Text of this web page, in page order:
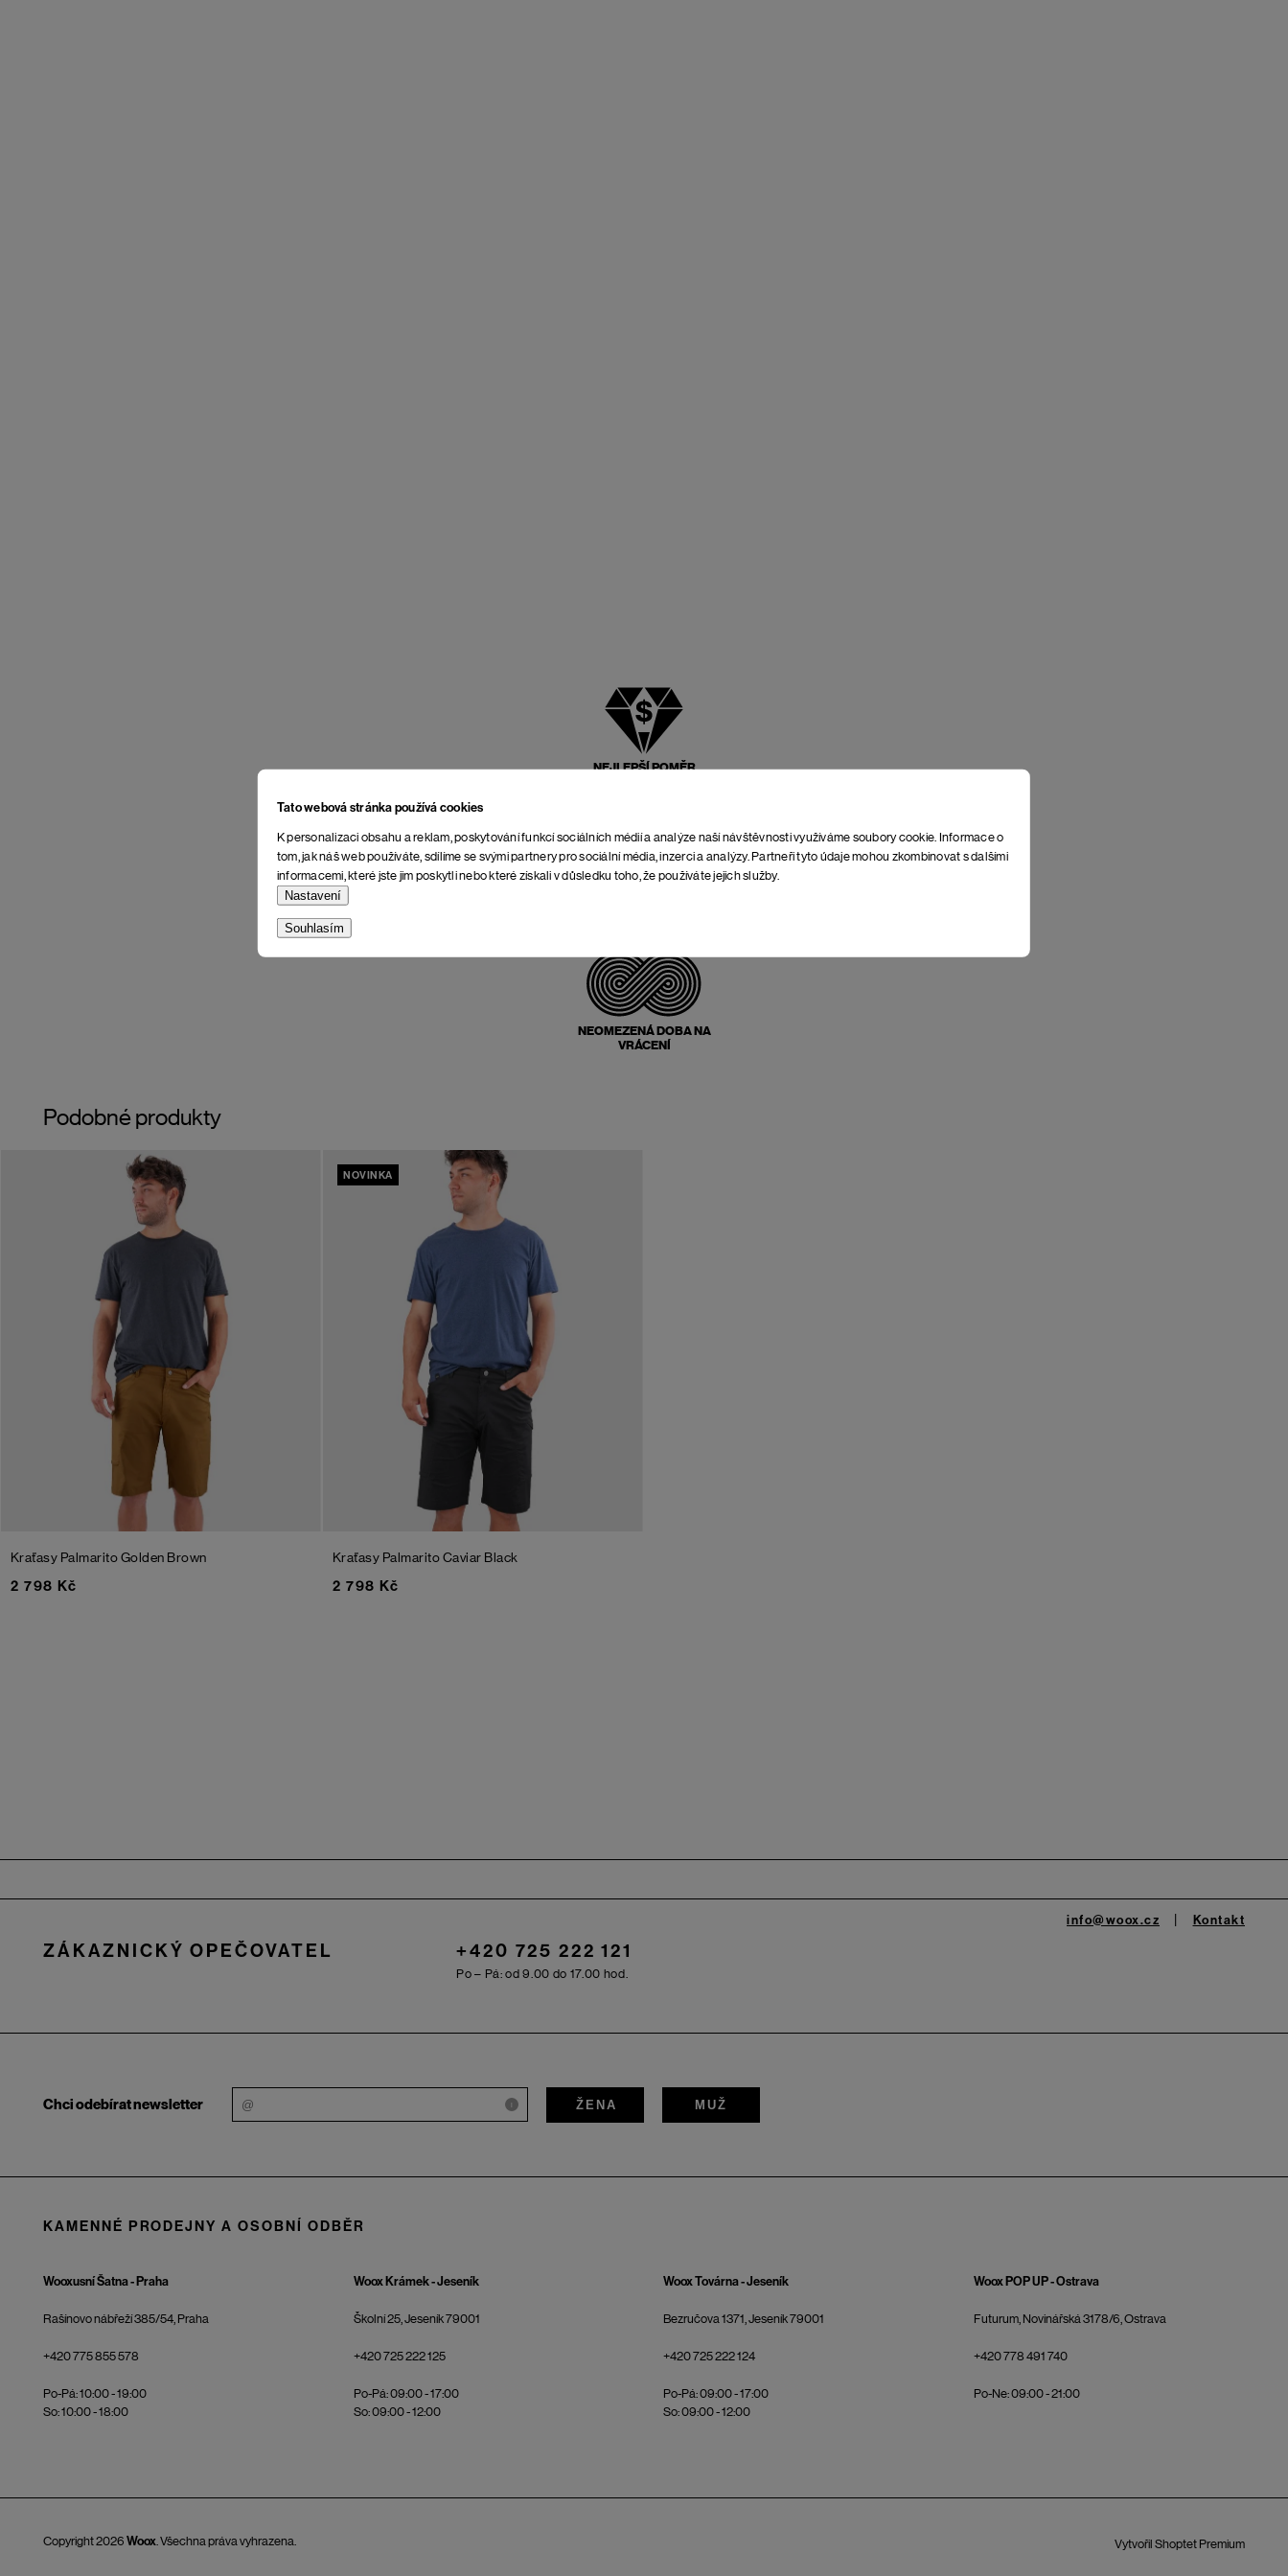
Tato webová stránka používá cookies
K personalizaci obsahu a reklam, poskytování funkcí sociálních médií a analýze naší návštěvnosti využíváme soubory cookie. Informace o
tom, jak náš web používáte, sdílíme se svými partnery pro sociální média, inzerci a analýzy. Partneři tyto údaje mohou zkombinovat s dalšími
informacemi, které jste jim poskytli nebo které získali v důsledku toho, že používáte jejich služby.
Nastavení
Souhlasím
NEJLEPŠÍ POMĚR
NEOMEZENÁ DOBA NA
VRÁCENÍ
Podobné produkty
Kraťasy PalmaritoGolden Brown
2 798 Kč
NOVINKA
Kraťasy PalmaritoCaviar Black
2 798 Kč
ZÁKAZNICKÝ OPEČOVATEL +420 725 222 121
Po – Pá: od 9.00 do 17.00 hod.
info@woox.cz Kontakt
Chci odebírat newsletter i ŽENA MUŽ
KAMENNÉ PRODEJNY A OSOBNÍ ODBĚR
Wooxusní Šatna - Praha
Rašínovo nábřeží 385/54, Praha
+420 775 855 578
Po-Pá: 10:00 - 19:00
So: 10:00 - 18:00
Woox Krámek - Jeseník
Školní 25, Jeseník 79001
+420 725 222 125
Po-Pá: 09:00 - 17:00
So: 09:00 - 12:00
Woox Továrna - Jeseník
Bezručova 1371, Jeseník 79001
+420 725 222 124
Po-Pá: 09:00 - 17:00
So: 09:00 - 12:00
Woox POP UP - Ostrava
Futurum, Novinářská 3178/6, Ostrava
+420 778 491 740
Po-Ne: 09:00 - 21:00
Vytvořil Shoptet Premium
Copyright 2026 Woox. Všechna práva vyhrazena.